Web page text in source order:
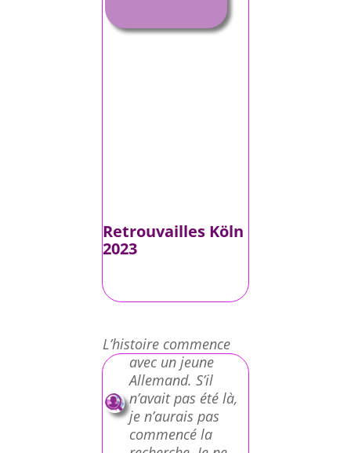
Retrouvailles Köln
2023
L’histoire commence
avec un jeune
Allemand. S’il
n’avait pas été là,
je n’aurais pas
commencé la